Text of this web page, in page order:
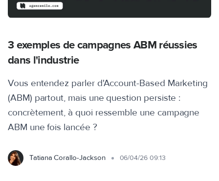
3 exemples de campagnes ABM réussies
dans l'industrie
Vous entendez parler d'Account-Based Marketing
(ABM) partout, mais une question persiste :
concrètement, à quoi ressemble une campagne
ABM une fois lancée ?
Tatiana Corallo-Jackson 06/04/26 09:13